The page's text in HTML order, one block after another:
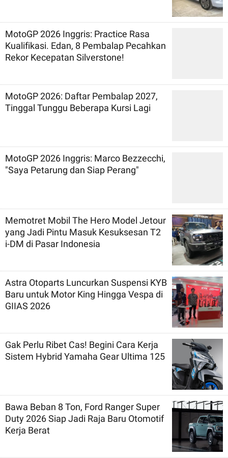
MotoGP 2026 Inggris: Practice Rasa
Kualifikasi. Edan, 8 Pembalap Pecahkan
Rekor Kecepatan Silverstone!
MotoGP 2026: Daftar Pembalap 2027,
Tinggal Tunggu Beberapa Kursi Lagi
MotoGP 2026 Inggris: Marco Bezzecchi,
"Saya Petarung dan Siap Perang"
Memotret Mobil The Hero Model Jetour
yang Jadi Pintu Masuk Kesuksesan T2
i-DM di Pasar Indonesia
Astra Otoparts Luncurkan Suspensi KYB
Baru untuk Motor King Hingga Vespa di
GIIAS 2026
Gak Perlu Ribet Cas! Begini Cara Kerja
Sistem Hybrid Yamaha Gear Ultima 125
Bawa Beban 8 Ton, Ford Ranger Super
Duty 2026 Siap Jadi Raja Baru Otomotif
Kerja Berat